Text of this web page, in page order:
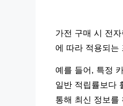
가전 구매 시 전
에 따라 적용되는
예를 들어, 특정
일반 적립률보다
통해 최신 정보를